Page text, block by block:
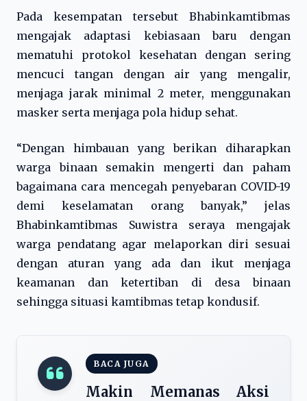
Pada kesempatan tersebut Bhabinkamtibmas
mengajak adaptasi kebiasaan baru dengan
mematuhi protokol kesehatan dengan sering
mencuci tangan dengan air yang mengalir,
menjaga jarak minimal 2 meter, menggunakan
masker serta menjaga pola hidup sehat.
“Dengan himbauan yang berikan diharapkan
warga binaan semakin mengerti dan paham
bagaimana cara mencegah penyebaran COVID-19
demi keselamatan orang banyak,” jelas
Bhabinkamtibmas Suwistra seraya mengajak
warga pendatang agar melaporkan diri sesuai
dengan aturan yang ada dan ikut menjaga
keamanan dan ketertiban di desa binaan
sehingga situasi kamtibmas tetap kondusif.
BACA JUGA
Makin Memanas Aksi